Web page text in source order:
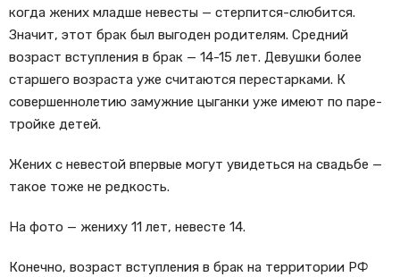
когда жених младше невесты — стерпится-слюбится.
Значит, этот брак был выгоден родителям. Средний
возраст вступления в брак — 14-15 лет. Девушки более
старшего возраста уже считаются перестарками. К
совершеннолетию замужние цыганки уже имеют по паре-
тройке детей.
Жених с невестой впервые могут увидеться на свадьбе —
такое тоже не редкость.
На фото — жениху 11 лет, невесте 14.
Конечно, возраст вступления в брак на территории РФ